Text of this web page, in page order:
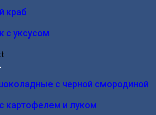
краб
уксусом
с черной смородиной
картофелем и луком